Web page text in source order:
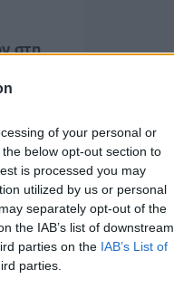
of your personal or
below opt-out section to
is processed you may
utilized by us or personal
separately opt-out of the
the IAB’s list of downstream
parties on the IAB’s List of
parties.
στη